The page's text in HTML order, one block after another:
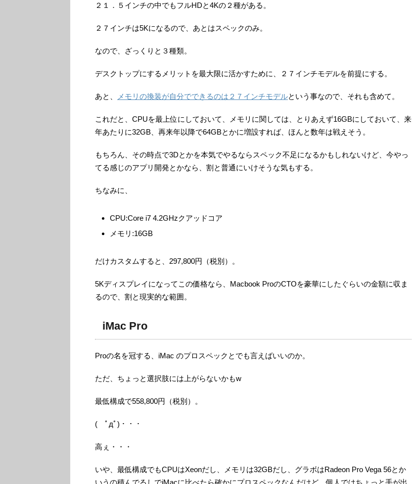
２１．５インチの中でもフルHDと4Kの２種がある。
２７インチは5Kになるので、あとはスペックのみ。
なので、ざっくりと３種類。
デスクトップにするメリットを最大限に活かすために、２７インチモデルを前提にする。
あと、 メモリの換装が自分でできるのは２７インチモデルという事なので、それも含めて。
これだと、CPUを最上位にしておいて、メモリに関しては、とりあえず16GBにしておいて、来
年あたりに32GB、再来年以降で64GBとかに増設すれば、ほんと数年は戦えそう。
もちろん、その時点で3Dとかを本気でやるならスペック不足になるかもしれないけど、今やっ
てる感じのアプリ開発とかなら、割と普通にいけそうな気もする。
ちなみに、
CPU:Core i7 4.2GHzクアッドコア
メモリ:16GB
だけカスタムすると、297,800円（税別）。
5Kディスプレイになってこの価格なら、Macbook ProのCTOを豪華にしたぐらいの金額に収ま
るので、割と現実的な範囲。
iMac Pro
Proの名を冠する、iMac のプロスペックとでも言えばいいのか。
ただ、ちょっと選択肢には上がらないかもw
最低構成で558,800円（税別）。
( ﾟдﾟ)・・・
高ぇ・・・
いや、最低構成でもCPUはXeonだし、メモリは32GBだし、グラボはRadeon Pro Vega 56とか
いうの積んでるしでiMacに比べたら確かにプロスペックなんだけど、個人ではちょっと手が出